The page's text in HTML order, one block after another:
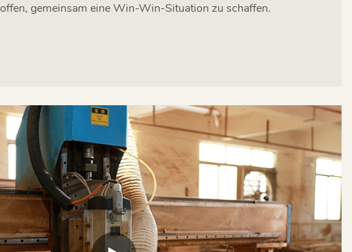
gemeinsam eine Win-Win-Situation zu schaffen.